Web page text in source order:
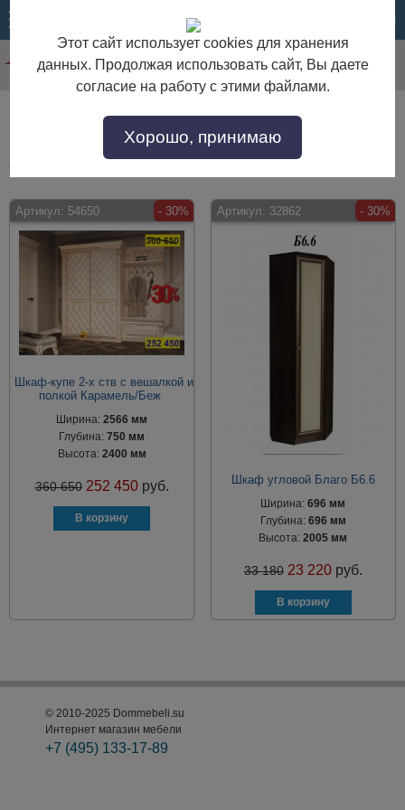
Мебель для прихожей без зеркала
Мебель для прихожей без зеркала по выгодной цене. Покупайте в
Артикул: 54650 - 30%
Шкаф-купе 2-х ств с вешалкой и
полкой Карамель/Беж
Ширина:2566 мм
Глубина:750 мм
Высота: 2400 мм
360 650 252 450 руб.
Артикул: 32862 - 30%
Шкаф угловой Благо Б6.6
Ширина:696 мм
Глубина: 696 мм
Высота:2005 мм
33 180 23 220 руб.
© 2010-2025 Dommebeli.su
Интернет магазин мебели
+7 (495) 133-17-89
Этот сайт использует cookies для хранения
данных. Продолжая использовать сайт, Вы даете
согласие на работу с этими файлами.
Хорошо, принимаю